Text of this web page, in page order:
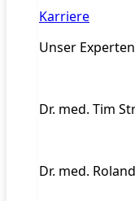
Karriere
Unser
Dr. med. Tim
Dr. med.